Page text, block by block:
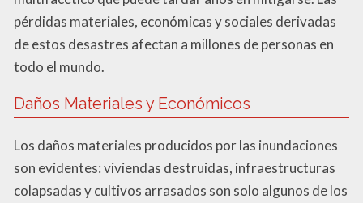
pérdidas materiales, económicas y sociales derivadas
de estos desastres afectan a millones de personas en
todo el mundo.
Daños Materiales y Económicos
Los daños materiales producidos por las inundaciones
son evidentes: viviendas destruidas, infraestructuras
colapsadas y cultivos arrasados son solo algunos de los